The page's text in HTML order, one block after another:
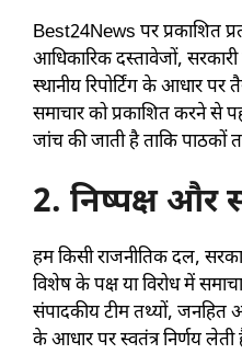
Best24News पर प्रकाशित
आधिकारिक दस्तावेजों, सरकारी
स्थानीय रिपोर्टिंग के आधार पर
समाचार को प्रकाशित करने से
जांच की जाती है ताकि पाठकों
2. निष्पक्ष और
हम किसी राजनीतिक दल,
विशेष के पक्ष या विरोध में
संपादकीय टीम तथ्यों, जनहित
के आधार पर स्वतंत्र निर्णय